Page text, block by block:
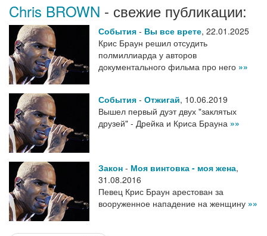
Chris BROWN - свежие публикации:
События - Вы все врете, 22.01.2025
Крис Браун решил отсудить
полмиллиарда у авторов
документального фильма про него »»
События - Отжигай, 10.06.2019
Вышел первый дуэт двух "заклятых
друзей" - Дрейка и Криса Брауна »»
Закон - Моя винтовка - моя жена,
31.08.2016
Певец Крис Браун арестован за
вооруженное нападение на женщину »»